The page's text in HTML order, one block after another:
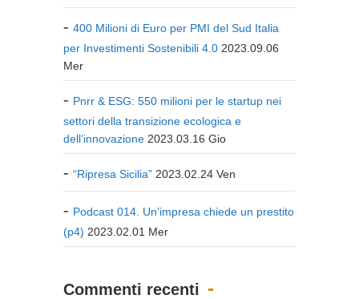
400 Milioni di Euro per PMI del Sud Italia
per Investimenti Sostenibili 4.0 2023.09.06
Mer
Pnrr & ESG: 550 milioni per le startup nei
settori della transizione ecologica e
dell’innovazione 2023.03.16 Gio
“Ripresa Sicilia” 2023.02.24 Ven
Podcast 014. Un’impresa chiede un prestito
(p4) 2023.02.01 Mer
Commenti recenti